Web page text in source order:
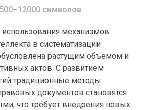
символов
механизмов
в систематизации
растущим объемом и
актов. С развитием
традиционные методы
документов становятся
что требует внедрения новых